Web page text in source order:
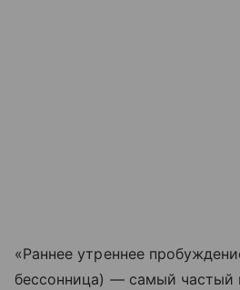
«Раннее утреннее
бессонница) — самый частый